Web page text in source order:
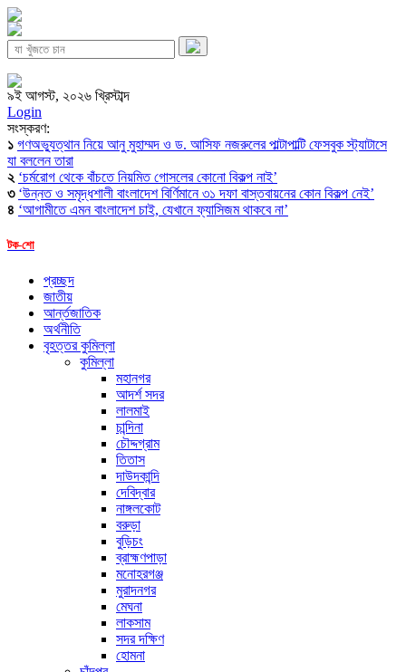
৯ই আগস্ট, ২০২৬ খ্রিস্টাব্দ
Login
সংস্করণ:
১ গণঅভ্যুত্থান নিয়ে আনু মুহাম্মদ ও ড. আসিফ নজরুলের পাল্টাপাল্টি ফেসবুক স্ট্যাটাসে
যা বললেন তারা
২ ‘চর্মরোগ থেকে বাঁচতে নিয়মিত গোসলের কোনো বিকল্প নাই’
৩ ‘উন্নত ও সমৃদ্ধশালী বাংলাদেশ বির্ণিমানে ৩১ দফা বাস্তবায়নের কোন বিকল্প নেই’
৪ ‘আগামীতে এমন বাংলাদেশ চাই, যেখানে ফ্যাসিজম থাকবে না’
টক-শো
প্রচ্ছদ
জাতীয়
আর্ন্তজাতিক
অর্থনীতি
বৃহত্তর কুমিল্লা
কুমিল্লা
মহানগর
আদর্শ সদর
লালমাই
চান্দিনা
চৌদ্দগ্রাম
তিতাস
দাউদকান্দি
দেবিদ্বার
নাঙ্গলকোট
বরুড়া
বুড়িচং
ব্রাহ্মণপাড়া
মনোহরগঞ্জ
মুরাদনগর
মেঘনা
লাকসাম
সদর দক্ষিণ
হোমনা